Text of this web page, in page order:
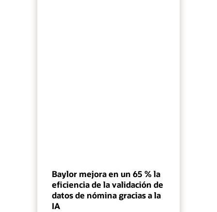
Baylor mejora en un 65 % la
eficiencia de la validación de
datos de nómina gracias a la
IA